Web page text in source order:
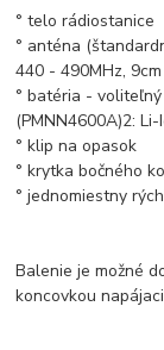
° telo rádiostanice
° anténa
440 - 490MHz,
° batéria -
(PMNN4600A)2:
°klip na opasok
° krytka bočného
° jednomiestny
Balenie je možné
koncovkou